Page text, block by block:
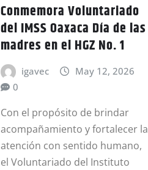
Conmemora Voluntariado
del IMSS Oaxaca Día de las
madres en el HGZ No. 1
igavec
May 12, 2026
0
Con el propósito de brindar
acompañamiento y fortalecer la
atención con sentido humano,
el Voluntariado del Instituto